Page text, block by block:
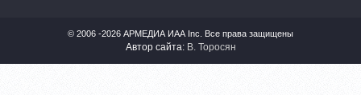
© 2006 -2026 АРМЕДИА ИАА Inc. Все права защищены
Автор сайта: В. Торосян